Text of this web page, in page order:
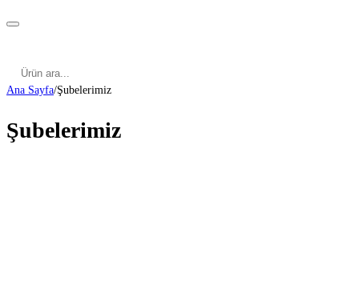
Ana Sayfa/Şubelerimiz
Şubelerimiz